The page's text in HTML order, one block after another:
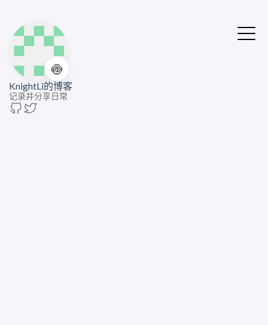
🍥
KnightLi的博客
记录并分享日常